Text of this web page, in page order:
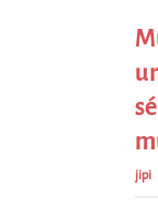
jipi